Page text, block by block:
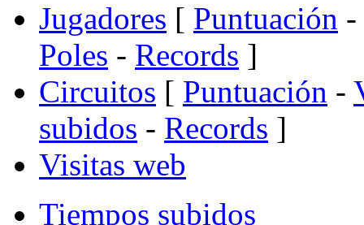
Jugadores [ Puntuación -
Poles - Records ]
Circuitos [ Puntuación -
subidos - Records ]
Visitas web
Tiempos subidos